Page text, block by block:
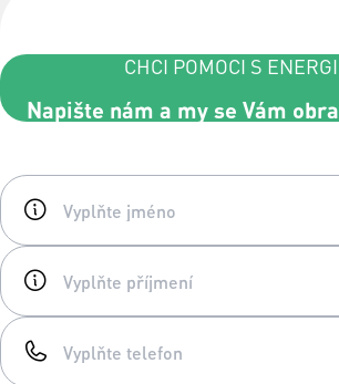
CHCI POMOCI S
Napište nám a my se Vám